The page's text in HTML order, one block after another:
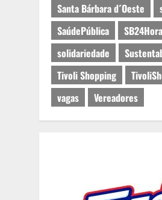
Santa Bárbara d´Oeste
SaúdePública
solidariedade
Tivoli Shopping
vagas
Vereadores